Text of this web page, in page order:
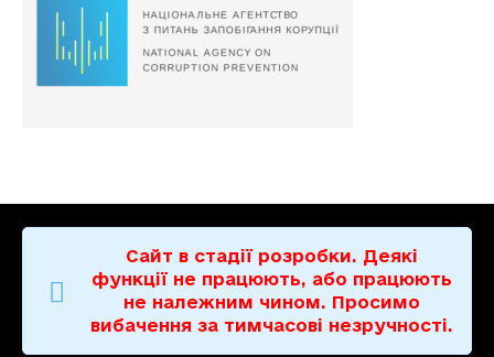
Сайт в стадії розробки. Деякі
функції не працюють, або працюють
не належним чином. Просимо
вибачення за тимчасові незручності.